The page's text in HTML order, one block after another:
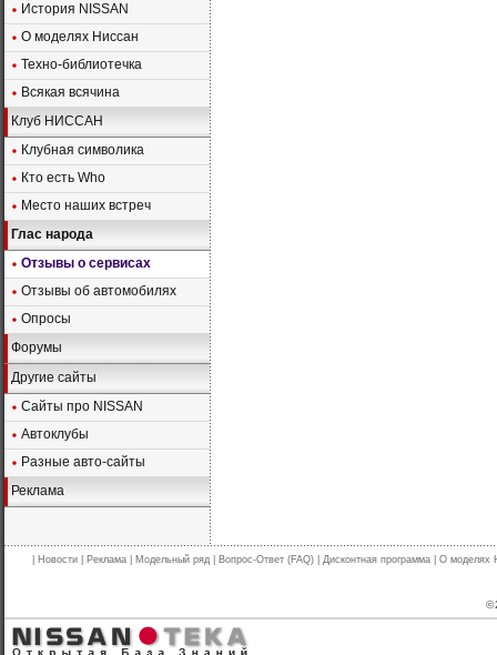
История NISSAN
О моделях Ниссан
Техно-библиотечка
Всякая всячина
Клуб НИССАН
Клубная символика
Кто есть Who
Место наших встреч
Глас народа
Отзывы о сервисах
Отзывы об автомобилях
Опросы
Форумы
Другие сайты
Сайты про NISSAN
Автоклубы
Разные авто-сайты
Реклама
Новости Реклама Модельный ряд Вопрос-Ответ (FAQ) Дисконтная программа О моделях
©